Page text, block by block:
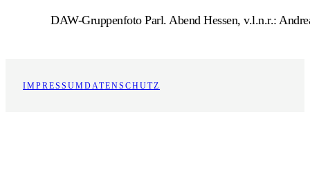
DAW-Gruppenfoto Parl. Abend Hessen, v.l.n.r.:
IMPRESSUMDATENSCHUTZ